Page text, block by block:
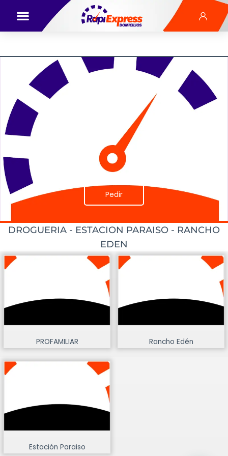
Pedir
DROGUERIA - ESTACION PARAISO - RANCHO
EDEN
PROFAMILIAR Rancho Edén
Estación Paraiso